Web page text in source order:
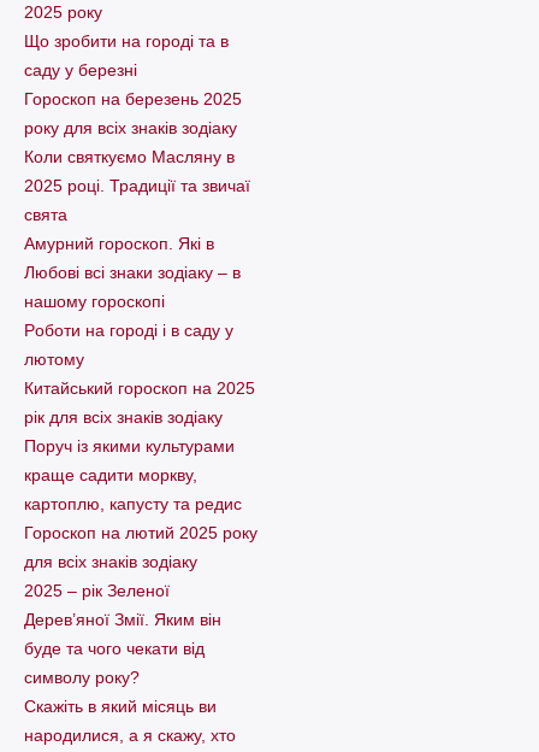
2025 року
Що зробити на городі та в
саду у березні
Гороскоп на березень 2025
року для всіх знаків зодіаку
Коли святкуємо Масляну в
2025 році. Традиції та звичаї
свята
Амурний гороскоп. Які в
Любові всі знаки зодіаку – в
нашому гороскопі
Pоботи на городі і в саду у
лютому
Китайський гороскоп на 2025
рік для всіх знаків зодіаку
Поруч із якими культурами
краще садити моркву,
картоплю, капусту та редис
Гороскоп на лютий 2025 року
для всіх знаків зодіаку
2025 – рік Зеленої
Дерев’яної Змії. Яким він
буде та чого чекати від
символу року?
Скажіть в який місяць ви
народилися, а я скажу, хто